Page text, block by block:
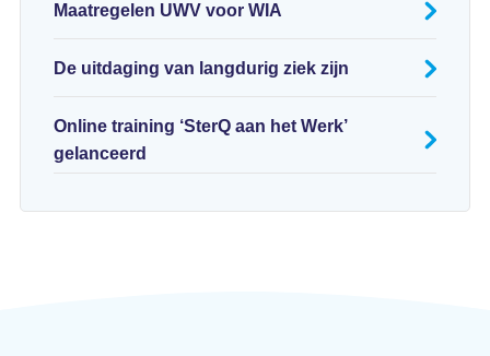
Maatregelen UWV voor WIA
De uitdaging van langdurig ziek zijn
Online training ‘SterQ aan het Werk’
gelanceerd